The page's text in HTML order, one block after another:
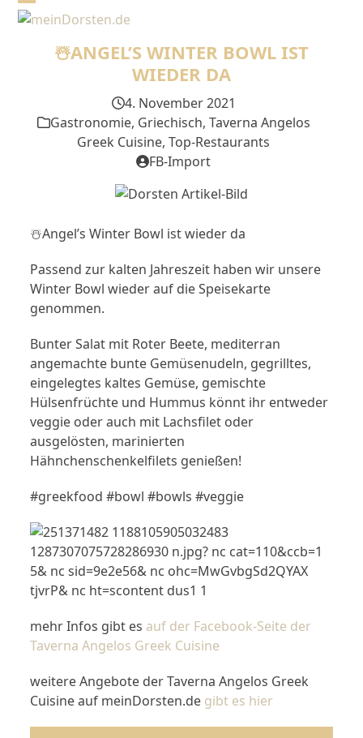
SkipOpen
mobile
Close
mobile☃️ANGEL’S WINTER BOWL IST
WIEDER DA
4. November 2021
Gastronomie, Griechisch, Taverna Angelos
Greek Cuisine, Top-Restaurants
FB-Import
☃️Angel’s Winter Bowl ist wieder da
Passend zur kalten Jahreszeit haben wir unsere
Winter Bowl wieder auf die Speisekarte
genommen.
Bunter Salat mit Roter Beete, mediterran
angemachte bunte Gemüsenudeln, gegrilltes,
eingelegtes kaltes Gemüse, gemischte
Hülsenfrüchte und Hummus könnt ihr entweder
veggie oder auch mit Lachsfilet oder
ausgelösten, marinierten
Hähnchenschenkelfilets genießen!
#greekfood #bowl #bowls #veggie
mehr Infos gibt es auf der Facebook-Seite der
Taverna Angelos Greek Cuisine
weitere Angebote der Taverna Angelos Greek
Cuisine auf meinDorsten.de gibt es hier